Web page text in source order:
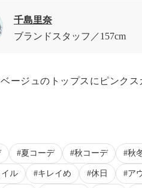
千島里奈
ブランドスタッフ
157cm
ージュのトップスにピンク
夏コーデ 秋コーデ 秋
ル キレイめ 休日 ア